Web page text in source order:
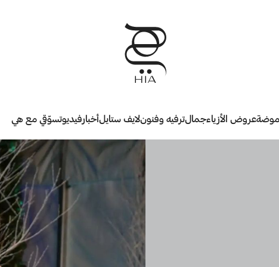
موضةعروض الأزياءجمالترفيه وفنونلايف ستايلأخبارفيديوتسوّقي مع هي